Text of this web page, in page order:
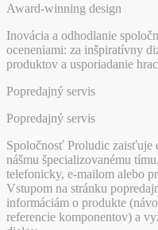
Award-winning design
Inovácia a odhodlanie
oceneniami: za inšpiratívny
produktov a usporiadanie
Popredajný servis
Popredajný servis
Spoločnosť Proludic zaisťuje
nášmu špecializovanému
telefonicky, e-mailom alebo
Vstupom na stránku
informáciám o produkte
referencie komponentov) a